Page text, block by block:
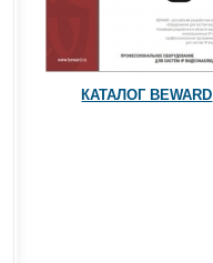
КАТАЛОГ BEWARD